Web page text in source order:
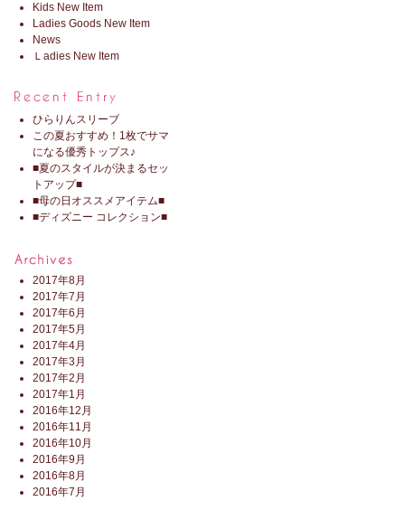
Kids New Item
Ladies Goods New Item
News
Ｌadies New Item
ひらりんスリーブ
この夏おすすめ！1枚でサマ
になる優秀トップス♪
■夏のスタイルが決まるセッ
トアップ■
■母の日オススメアイテム■
■ディズニー コレクション■
2017年8月
2017年7月
2017年6月
2017年5月
2017年4月
2017年3月
2017年2月
2017年1月
2016年12月
2016年11月
2016年10月
2016年9月
2016年8月
2016年7月